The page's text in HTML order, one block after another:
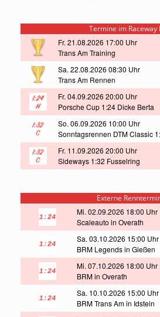
Termine im Raceway
Fr. 21.08.2026 17:00 Uhr
Trans Am Training
Sa. 22.08.2026 08:30 Uhr
Trans Am Rennen
Fr. 04.09.2026 20:00 Uhr
Porsche Cup 1:24 Dicke Berta
So. 06.09.2026 10:00 Uhr
Sonntagsrennen DTM Classic
Fr. 11.09.2026 20:00 Uhr
Sideways 1:32 Fusselring
Externe
Mi. 02.09.2026 18:00 Uhr
Scaleauto in Overath
Sa. 03.10.2026 15:00 Uhr
BRM Legends in Gießen
Mi. 07.10.2026 18:00 Uhr
BRM in Overath
Sa. 10.10.2026 15:00 Uhr
BRM Trans Am in Idstein